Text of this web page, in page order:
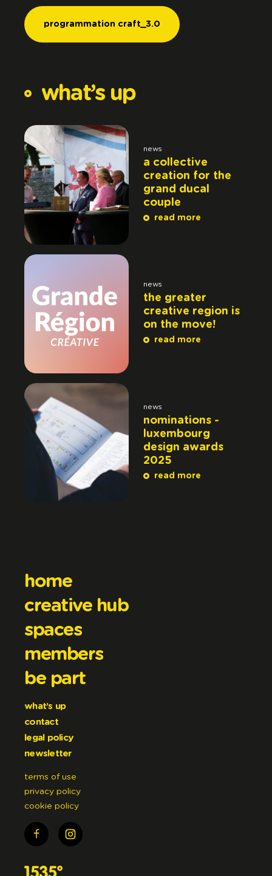
programmation craft_3.0
what’s up
news
a collective
creation for the
grand ducal
couple
read more
news
the greater
creative region is
on the move!
read more
news
nominations -
luxembourg
design awards
2025
read more
home
creative hub
spaces
members
be part
what’s up
contact
legal policy
newsletter
terms of use
privacy policy
cookie policy